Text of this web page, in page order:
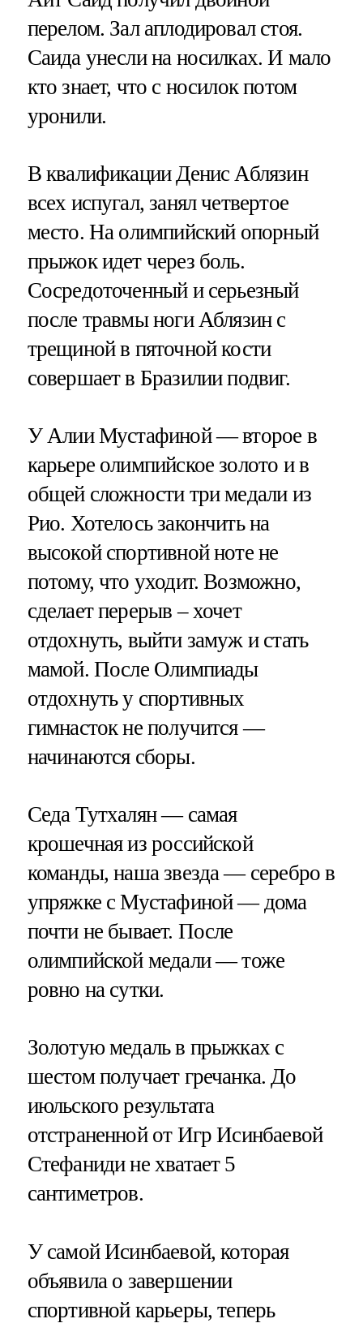
перелом. Зал аплодировал стоя.
Саида унесли на носилках. И мало
кто знает, что с носилок потом
уронили.
В квалификации Денис Аблязин
всех испугал, занял четвертое
место. На олимпийский опорный
прыжок идет через боль.
Сосредоточенный и серьезный
после травмы ноги Аблязин с
трещиной в пяточной кости
совершает в Бразилии подвиг.
У Алии Мустафиной — второе в
карьере олимпийское золото и в
общей сложности три медали из
Рио. Хотелось закончить на
высокой спортивной ноте не
потому, что уходит. Возможно,
сделает перерыв – хочет
отдохнуть, выйти замуж и стать
мамой. После Олимпиады
отдохнуть у спортивных
гимнасток не получится —
начинаются сборы.
Седа Тутхалян — самая
крошечная из российской
команды, наша звезда — серебро в
упряжке с Мустафиной — дома
почти не бывает. После
олимпийской медали — тоже
ровно на сутки.
Золотую медаль в прыжках с
шестом получает гречанка. До
июльского результата
отстраненной от Игр Исинбаевой
Стефаниди не хватает 5
сантиметров.
У самой Исинбаевой, которая
объявила о завершении
спортивной карьеры, теперь